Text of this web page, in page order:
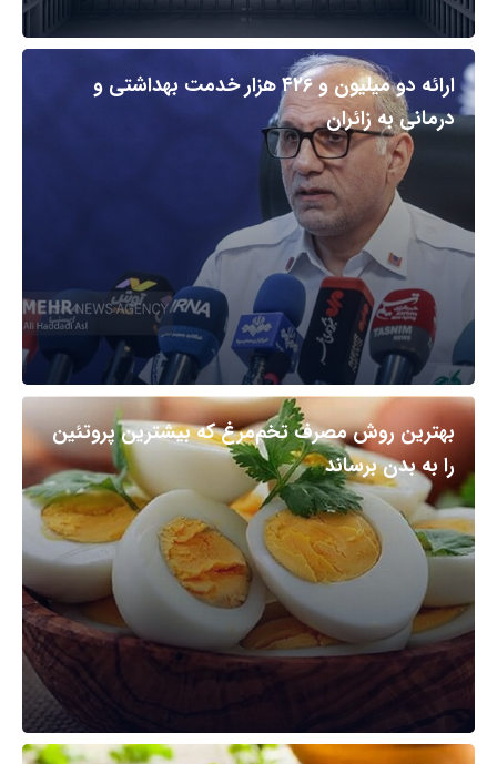
ارائه دو میلیون و ۴۲۶ هزار خدمت بهداشتی و
درمانی به زائران
بهترین روش مصرف تخم‌مرغ که بیشترین پروتئین
را به بدن برساند